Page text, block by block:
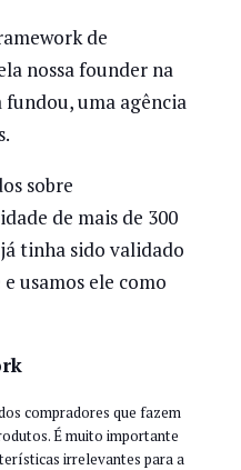
de
nossa founder na
uma agência
sobre
de mais de 300
tinha sido validado
usamos ele como
compradores que fazem
É muito importante
irrelevantes para a